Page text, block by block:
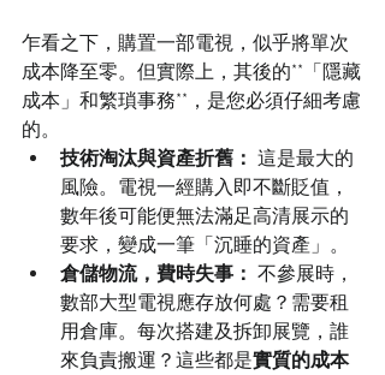
乍看之下，購置一部電視，似乎將單次
成本降至零。但實際上，其後的**「隱藏
成本」和繁瑣事務**，是您必須仔細考慮
的。
技術淘汰與資產折舊： 這是最大的
風險。電視一經購入即不斷貶值，
數年後可能便無法滿足高清展示的
要求，變成一筆「沉睡的資產」。
倉儲物流，費時失事： 不參展時，
數部大型電視應存放何處？需要租
用倉庫。每次搭建及拆卸展覽，誰
來負責搬運？這些都是實質的成本